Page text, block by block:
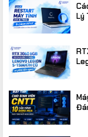
Lý